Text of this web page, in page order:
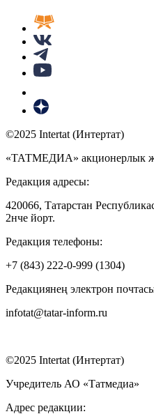
©2025 Intertat (Интертат)
«ТАТМЕДИА» акционерлык
Редакция адресы:
420066, Татарстан
2нче йорт.
Редакция телефоны:
+7 (843) 222-0-999 (1304)
Редакциянең электрон
infotat@tatar-inform.ru
©2025 Intertat (Интертат)
Учредитель АО «Татмедиа»
Адрес редакции: